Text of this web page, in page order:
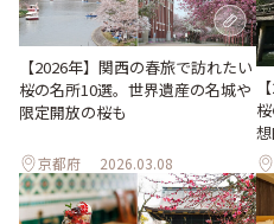
【2026年】関西の春旅で訪れたい
桜の名所10選。世界遺産の名城や
限定開放の桜も
京都府 2026.03.08